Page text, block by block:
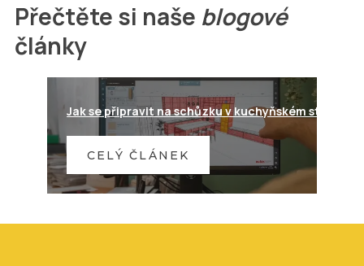
Přečtěte si naše blogové
články
Jak se připravit na schůzku v kuchyňském studiu?
CELÝ ČLÁNEK